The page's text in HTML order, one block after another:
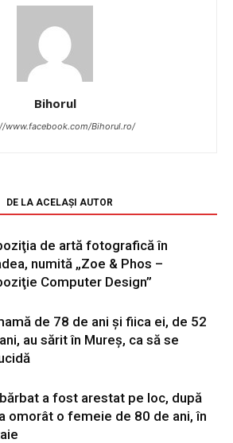
Bihorul
www.facebook.com/Bihorul.ro/
DE LA ACELAȘI AUTOR
de artă fotografică în
numită „Zoe & Phos –
Computer Design”
de 78 de ani și fiica ei, de 52
au sărit în Mureș, ca să se
a fost arestat pe loc, după
omorât o femeie de 80 de ani, în